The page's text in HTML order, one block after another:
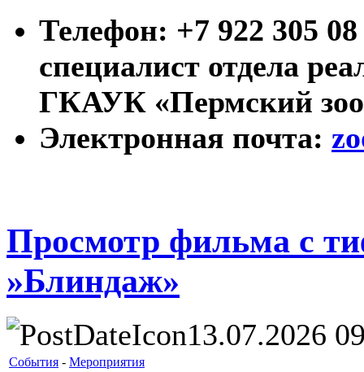
Телефон: +7 922 305
специалист отдела
ГКАУК «Пермский
Электронная почта:
Просмотр фильма с
»Блиндаж»
13.07.2026
События - Мероприятия